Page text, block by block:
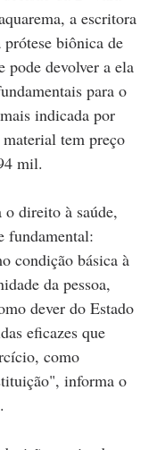
a escritora
prótese biônica de
pode devolver a ela
para o
indicada por
tem preço
mil.
direito à saúde,
fundamental:
condição básica à
da pessoa,
dever do Estado
eficazes que
como
informa o